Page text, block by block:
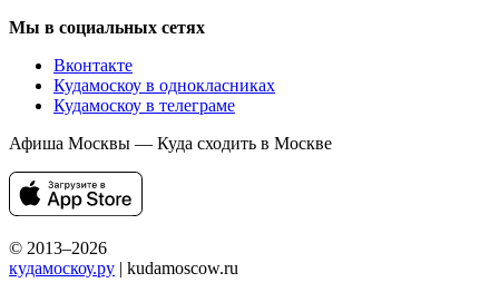
Мы в социальных сетях
Вконтакте
Кудамоскоу в однокласниках
Кудамоскоу в телеграме
Афиша Москвы — Куда сходить в Москве
© 2013–2026
кудамоскоу.ру | kudamoscow.ru